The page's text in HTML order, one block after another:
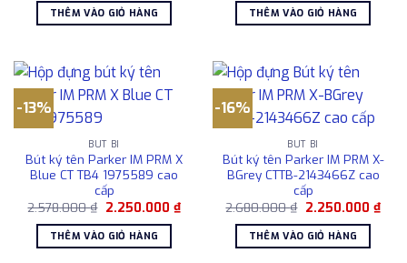
là:
12.950.000 ₫.
THÊM VÀO GIỎ HÀNG THÊM VÀO GIỎ HÀNG
-13%
BÚT BI
Bút ký tên Parker IM PRM X
Blue CT TB4 1975589 cao
cấp
2.578.000₫ Giá
là:
2.578.000 ₫.
2.250.000 ₫Giá
hiện
2.250.000 ₫.
THÊM VÀO GIỎ HÀNG
-16%
BÚT BI
Bút ký tên Parker IM PRM X-
BGrey CTTB-2143466Z cao
cấp
2.680.000₫ Giá
là:
2.680.000 ₫.
2.250.000 ₫Giá
hiện
THÊM VÀO GIỎ HÀNG